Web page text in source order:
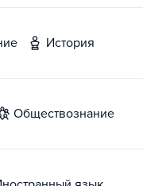
история
обществознание